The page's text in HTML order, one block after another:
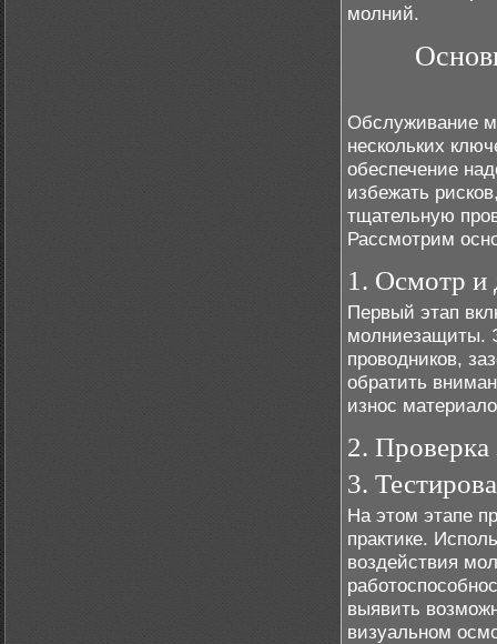
молний.
Обслуживание
нескольких
обеспечение
избежать
тщательную
Рассмотрим
1. Осмотр и
Первый этап
молниезащиты.
проводников,
обратить
износ
2. Проверка
3.
На этом этапе
практике.
воздействия
выявить
визуальном